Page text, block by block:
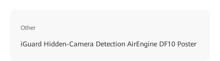
Other
iGuard Hidden-Camera Detection AirEngine DF10 Poster